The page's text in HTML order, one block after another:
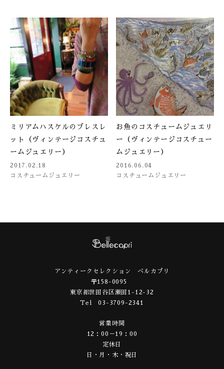
ミリアムハスケルのブレスレ
ット（ヴィンテージコスチュ
ームジュエリー）
2017.02.18
コスチュームジュエリー
お魚のコスチュームジュエリ
ー（ヴィンテージコスチュー
ムジュエリー）
2016.06.04
コスチュームジュエリー
アンティークセレクション ベルカプリ
〒158-0095
東京都世田谷区瀬田1-12-32
Tel 03-3709-2341
営業時間
12：00－19：00
定休日
日・月・木・祝日